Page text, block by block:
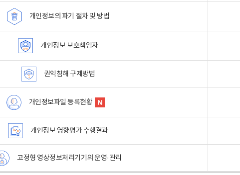
개인정보의 파기 절차 및 방법
개인정보 보호책임자
권익침해 구제방법
개인정보파일 등록현황
개인정보 영향평가 수행결과
고정형 영상정보처리기기의 운영·관리